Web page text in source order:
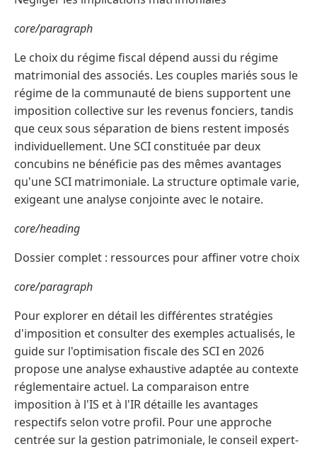
core/paragraph
Le choix du régime fiscal dépend aussi du régime
matrimonial des associés. Les couples mariés sous le
régime de la communauté de biens supportent une
imposition collective sur les revenus fonciers, tandis
que ceux sous séparation de biens restent imposés
individuellement. Une SCI constituée par deux
concubins ne bénéficie pas des mêmes avantages
qu'une SCI matrimoniale. La structure optimale varie,
exigeant une analyse conjointe avec le notaire.
core/heading
Dossier complet : ressources pour affiner votre choix
core/paragraph
Pour explorer en détail les différentes stratégies
d'imposition et consulter des exemples actualisés, le
guide sur l'optimisation fiscale des SCI en 2026
propose une analyse exhaustive adaptée au contexte
réglementaire actuel. La comparaison entre
imposition à l'IS et à l'IR détaille les avantages
respectifs selon votre profil. Pour une approche
centrée sur la gestion patrimoniale, le conseil expert-